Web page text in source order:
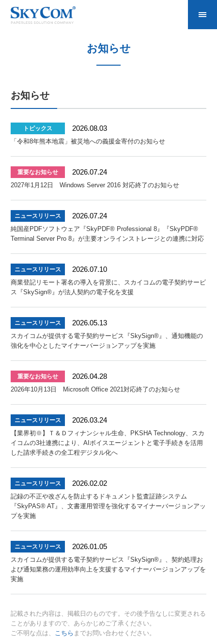
お知らせ
お知らせ
トピックス 2026.08.03
「令和8年熊本地震」被災地への義援金寄付のお知らせ
重要なお知らせ 2026.07.24
2027年1月12日 Windows Server 2016 対応終了のお知らせ
ニュースリリース 2026.07.24
純国産PDFソフトウェア『SkyPDF® Professional 8』『SkyPDF®
Terminal Server Pro 8』が主要オンラインストレージとの連携に対応
ニュースリリース 2026.07.10
商業登記リモート署名の導入を背景に、スカイコムの電子契約サービ
ス『SkySign®』が法人契約の電子化を支援
ニュースリリース 2026.05.13
スカイコムが提供する電子契約サービス『SkySign®』、通知機能の
強化を中心としたマイナーバージョンアップを実施
重要なお知らせ 2026.04.28
2026年10月13日 Microsoft Office 2021対応終了のお知らせ
ニュースリリース 2026.03.24
【業界初※】Ｔ＆Ｄフィナンシャル生命、PKSHA Technology、スカ
イコムの3社連携により、AIボイスエージェントと電子手続きを活用
した請求手続きの全工程デジタル化へ
ニュースリリース 2026.02.02
記録の不正や改ざんを防止するドキュメント監査証跡システム
『SkyPAS® AT』、文書運用管理を強化するマイナーバージョンアッ
プを実施
ニュースリリース 2026.01.05
スカイコムが提供する電子契約サービス『SkySign®』、契約処理お
よび通知業務の運用効率向上を支援するマイナーバージョンアップを
実施
記載された内容は、掲載日のものです。その後予告なしに変更される
ことがありますので、あらかじめご了承ください。
ご不明な点は、 こちら までお問い合わせください。